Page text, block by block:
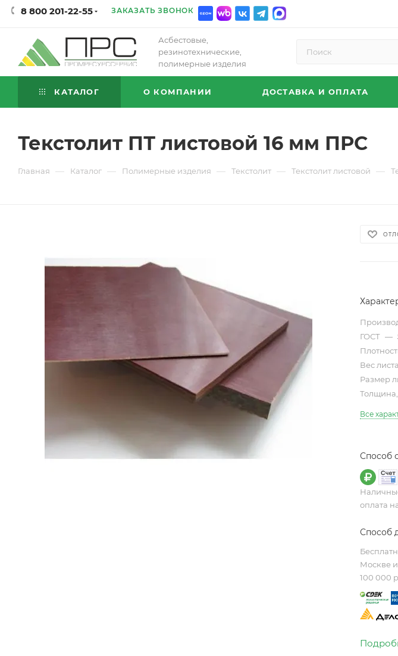
8 800 201-22-55 ЗАКАЗАТЬ ЗВОНОК
Асбестовые,
резинотехнические,
полимерные изделия
КАТАЛОГ О КОМПАНИИ ДОСТАВКА И ОПЛАТА
Текстолит ПТ листовой 16 мм ПРС
Главная — Каталог — Полимерные изделия — Текстолит — Текстолит листовой —
ГОСТ —
Вес
Размер
Все
Способ
оплата
Способ
Москве
100 000